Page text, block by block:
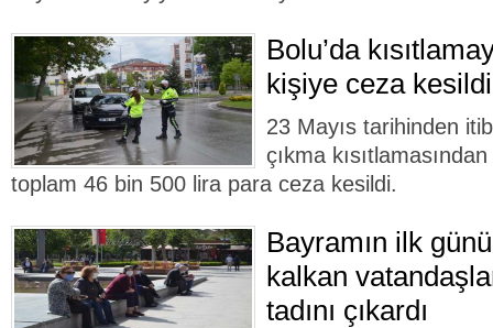
Bolu’da
kişiye ceza kesildi
23 Mayıs tarihinden
çıkma
toplam 46 bin 500 lira para ceza kesildi.
Bayramın ilk
kalkan
tadını çıkardı